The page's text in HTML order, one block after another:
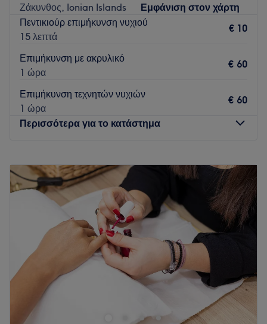
Ζάκυνθος, Ionian Islands
Εμφάνιση στον χάρτη
Πεντικιούρ επιμήκυνση νυχιού
15 λεπτά
€ 10
Επιμήκυνση με ακρυλικό
1 ώρα
€ 60
Επιμήκυνση τεχνητών νυχιών
1 ώρα
€ 60
Περισσότερα για το κατάστημα
Τρίτη
08:00
20:00
Τετάρτη
20:00
Πέμπτη
20:00
08:00
18:30
Σάββατο
08:00–18:30
Κυριακή
Κλειστό
Απόλαυσε μια μοναδική εμπειρία ομορφιάς στο Arti e Viso
Beauty & Nails Salon. Το κατάστημα προσφέρει υπηρεσίες
μανικιούρ και πεντικιούρ για όλες τις ανάγκες και τα γούστα,
ενώ ακόμα μπορείς να απολαύσεις και υπηρεσίες